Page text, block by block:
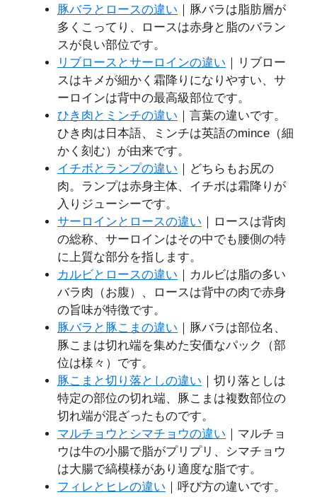
豚バラとロースの違い ｜豚バラは脂肪層が
多くこってり、ロースは赤身と脂のバラン
スが良い部位です。
リブロースとサーロインの違い ｜リブロー
スはキメが細かく霜降りになりやすい、サ
ーロインは背中の最高級部位です。
ひき肉とミンチの違い ｜言葉の違いです。
ひき肉は日本語、ミンチは英語のmince（細
かく刻む）が由来です。
イチボとランプの違い ｜どちらもお尻の
肉。ランプは赤身主体、イチボは霜降りが
入りジューシーです。
サーロインとロースの違い ｜ロースは背肉
の総称、サーロインはその中でも腰側の特
に上質な部分を指します。
カルビとロースの違い ｜カルビは脂の多い
バラ肉（お腹）、ロースは背中の肉で赤身
の旨味が特徴です。
豚バラと豚こまの違い ｜豚バラは部位名、
豚こまは切れ端を集めた安価なパック（部
位は様々）です。
豚こまと切り落としの違い ｜切り落としは
特定の部位の切れ端、豚こまは複数部位の
切れ端が混ざったものです。
マルチョウとシマチョウの違い ｜マルチョ
ウは牛の小腸で脂がプリプリ、シマチョウ
は大腸で縞模様があり適度な脂です。
フィレとヒレの違い ｜呼び方の違いです。